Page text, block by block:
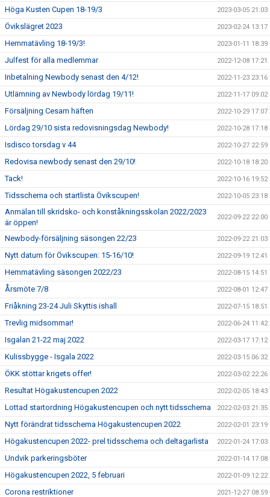
Höga Kusten Cupen 18-19/3 2023-03-05 21:03
Övikslägret 2023 2023-02-24 13:17
Hemmatävling 18-19/3! 2023-01-11 18:39
Julfest för alla medlemmar 2022-12-08 17:21
Inbetalning Newbody senast den 4/12! 2022-11-23 23:16
Utlämning av Newbody lördag 19/11! 2022-11-17 09:02
Försäljning Cesam häften 2022-10-29 17:07
Lördag 29/10 sista redovisningsdag Newbody! 2022-10-28 17:18
Isdisco torsdag v 44 2022-10-27 22:59
Redovisa newbody senast den 29/10! 2022-10-18 18:20
Tack! 2022-10-16 19:52
Tidsschema och startlista Övikscupen! 2022-10-05 23:18
Anmälan till skridsko- och konståkningsskolan 2022/2023
är öppen!
2022-09-22 22:00
Newbody-försäljning säsongen 22/23 2022-09-22 21:03
Nytt datum för Övikscupen: 15-16/10! 2022-09-19 12:41
Hemmatävling säsongen 2022/23 2022-08-15 14:51
Årsmöte 7/8 2022-08-01 12:47
Friåkning 23-24 Juli Skyttis ishall 2022-07-15 18:51
Trevlig midsommar! 2022-06-24 11:42
Isgalan 21-22 maj 2022 2022-03-17 17:12
Kulissbygge - Isgala 2022 2022-03-15 06:32
ÖKK stöttar krigets offer! 2022-03-02 22:26
Resultat Högakustencupen 2022 2022-02-05 18:43
Lottad startordning Högakustencupen och nytt tidsschema 2022-02-03 21:35
Nytt förändrat tidsschema Högakustencupen 2022 2022-02-01 23:19
Högakustencupen 2022- prel tidsschema och deltagarlista 2022-01-24 17:03
Undvik parkeringsböter 2022-01-14 17:08
Högakustencupen 2022, 5 februari 2022-01-09 12:22
Corona restriktioner 2021-12-27 08:59